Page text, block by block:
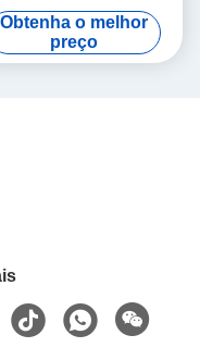
medicina chinesa de
Footbath
Obtenha o melhor
preço